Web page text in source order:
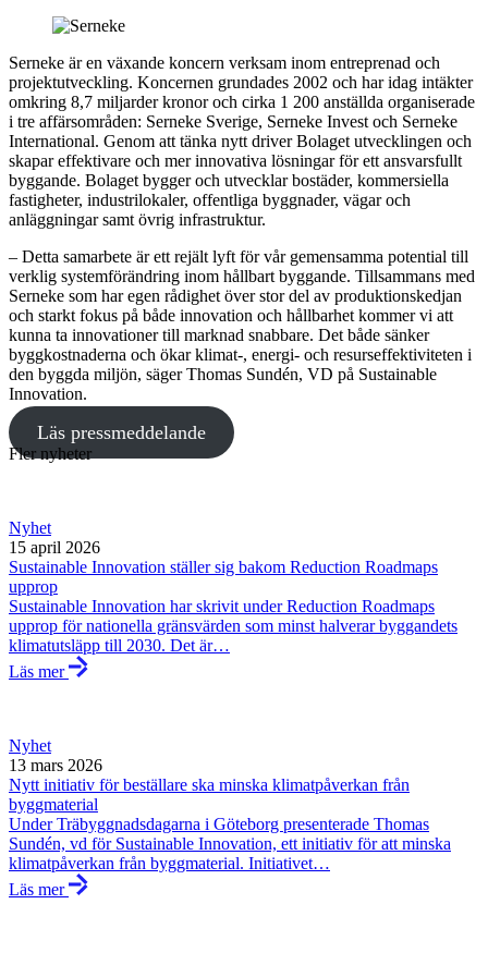
Serneke är en växande koncern verksam inom entreprenad och
projektutveckling. Koncernen grundades 2002 och har idag intäkter
omkring 8,7 miljarder kronor och cirka 1 200 anställda organiserade
i tre affärsområden: Serneke Sverige, Serneke Invest och Serneke
International. Genom att tänka nytt driver Bolaget utvecklingen och
skapar effektivare och mer innovativa lösningar för ett ansvarsfullt
byggande. Bolaget bygger och utvecklar bostäder, kommersiella
fastigheter, industrilokaler, offentliga byggnader, vägar och
anläggningar samt övrig infrastruktur.
– Detta samarbete är ett rejält lyft för vår gemensamma potential till
verklig systemförändring inom hållbart byggande. Tillsammans med
Serneke som har egen rådighet över stor del av produktionskedjan
och starkt fokus på både innovation och hållbarhet kommer vi att
kunna ta innovationer till marknad snabbare. Det både sänker
byggkostnaderna och ökar klimat-, energi- och resurseffektiviteten i
den byggda miljön, säger Thomas Sundén, VD på Sustainable
Innovation.
Läs pressmeddelande
Fler nyheter
Nyhet
15 april 2026
Sustainable Innovation ställer sig bakom Reduction Roadmaps
upprop
Sustainable Innovation har skrivit under Reduction Roadmaps
upprop för nationella gränsvärden som minst halverar byggandets
klimatutsläpp till 2030. Det är…
Läs mer
Nyhet
13 mars 2026
Nytt initiativ för beställare ska minska klimatpåverkan från
byggmaterial
Under Träbyggnadsdagarna i Göteborg presenterade Thomas
Sundén, vd för Sustainable Innovation, ett initiativ för att minska
klimatpåverkan från byggmaterial. Initiativet…
Läs mer